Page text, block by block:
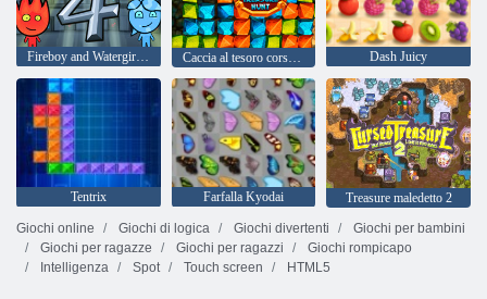
Fireboy and Watergirl 4: Tempio di Cristallo Caccia al tesoro corsa all'oro Dash Juicy
Tentrix Farfalla Kyodai
Treasure maledetto 2
Giochi online
Giochi di logica Giochi divertenti
Giochi per bambini
Giochi per ragazze
Giochi per ragazzi
Giochi rompicapo
Intelligenza
Spot Touch screen HTML5